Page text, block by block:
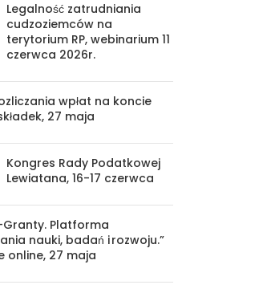
Legalność zatrudniania
cudzoziemców na
terytorium RP, webinarium 11
czerwca 2026r.
wpłat na koncie
27 maja
Kongres Rady Podatkowej
Lewiatana, 16-17 czerwca
Granty. Platforma
nauki, badań i rozwoju.”
online, 27 maja